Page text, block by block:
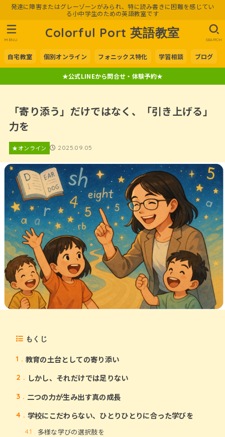
発達に障害またはグレーゾーンがみられ、特に読み書きに困難を感じてい
る小中学生のための英語教室です
Colorful Port 英語教室
自宅教室 個別オンライン フォニックス特化 学習相談 ブログ
SEARCH
MENU
★公式LINEから問合せ・体験予約★
「寄り添う」だけではなく、「引き上げる」
力を
★オンライン 2025.09.05
もくじ
1 教育の土台としての寄り添い
2 しかし、それだけでは足りない
3 二つの力が生み出す真の成長
4 学校にこだわらない、ひとりひとりに合った学びを
4.1 多様な学びの選択肢を